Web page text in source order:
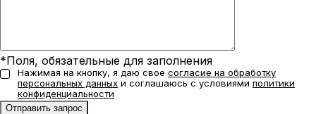
*Поля, обязательные для заполнения
Нажимая на кнопку, я даю свое согласие на обработку
персональных данных и соглашаюсь с условиями политики
конфиденциальности